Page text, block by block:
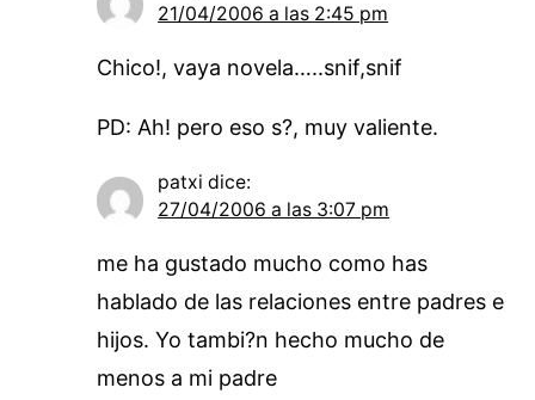
21/04/2006 a las 2:45 pm
Chico!, vaya novela…..snif,snif
PD: Ah! pero eso s?, muy valiente.
patxi dice:
27/04/2006 a las 3:07 pm
me ha gustado mucho como has
hablado de las relaciones entre padres e
hijos. Yo tambi?n hecho mucho de
menos a mi padre